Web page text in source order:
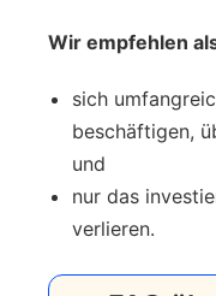
Wir empfehlen
sich
beschäftigen,
und
nur das
verlieren.